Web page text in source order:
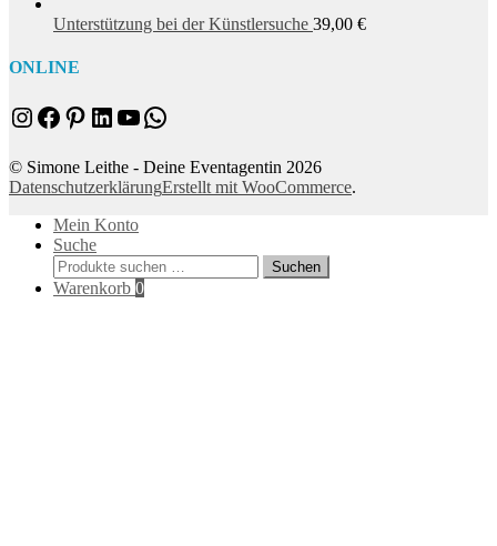
Unterstützung bei der Künstlersuche 39,00 €
ONLINE
Instagram
Facebook
Pinterest
LinkedIn
YouTube
WhatsApp
© Simone Leithe - Deine Eventagentin 2026
DatenschutzerklärungErstellt mit WooCommerce.
Mein Konto
Suche
Suchen
nach:
Suchen
Warenkorb 0